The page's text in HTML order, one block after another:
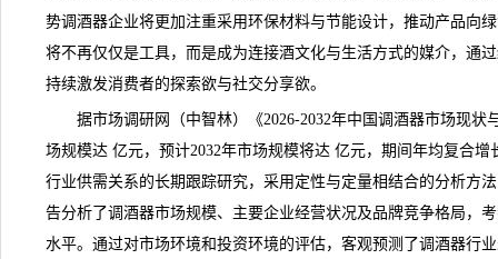
势调酒器企业将更加注重采用环保材料与节能设计，推动产品向
将不再仅仅是工具，而是成为连接酒文化与生活方式的媒介，通
持续激发消费者的探索欲与社交分享欲。
据市场调研网（中智林）《2026-2032年中国调酒器市场现状
场规模达 亿元，预计2032年市场规模将达 亿元，期间年均复合
行业供需关系的长期跟踪研究，采用定性与定量相结合的分析方
告分析了调酒器市场规模、主要企业经营状况及品牌竞争格局，
水平。通过对市场环境和投资环境的评估，客观预测了调酒器行